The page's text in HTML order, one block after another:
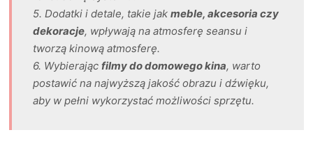
5. Dodatki i detale, takie jakmeble, akcesoria czy
dekoracje, wpływają na atmosferę seansu i
tworzą kinową atmosferę.
6. Wybierającfilmy do domowego kina, warto
postawić na najwyższą jakość obrazu i dźwięku,
aby w pełni wykorzystać możliwości sprzętu.